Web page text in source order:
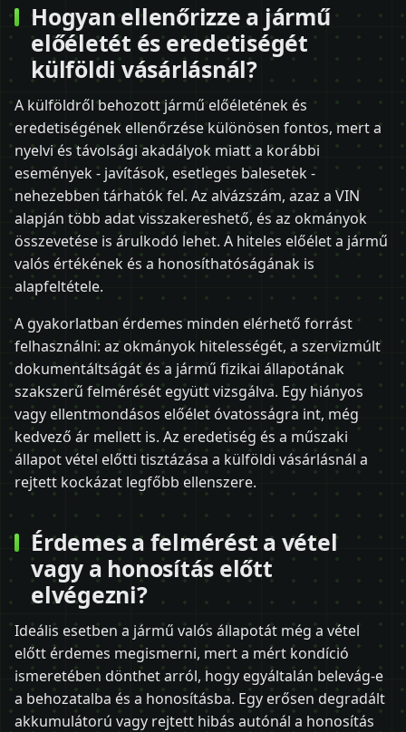
Hogyan ellenőrizze a jármű
előéletét és eredetiségét
külföldi vásárlásnál?
A külföldről behozott jármű előéletének és
eredetiségének ellenőrzése különösen fontos, mert a
nyelvi és távolsági akadályok miatt a korábbi
események - javítások, esetleges balesetek -
nehezebben tárhatók fel. Az alvázszám, azaz a VIN
alapján több adat visszakereshető, és az okmányok
összevetése is árulkodó lehet. A hiteles előélet a jármű
valós értékének és a honosíthatóságának is
alapfeltétele.
A gyakorlatban érdemes minden elérhető forrást
felhasználni: az okmányok hitelességét, a szervizmúlt
dokumentáltságát és a jármű fizikai állapotának
szakszerű felmérését együtt vizsgálva. Egy hiányos
vagy ellentmondásos előélet óvatosságra int, még
kedvező ár mellett is. Az eredetiség és a műszaki
állapot vétel előtti tisztázása a külföldi vásárlásnál a
rejtett kockázat legfőbb ellenszere.
Érdemes a felmérést a vétel
vagy a honosítás előtt
elvégezni?
Ideális esetben a jármű valós állapotát még a vétel
előtt érdemes megismerni, mert a mért kondíció
ismeretében dönthet arról, hogy egyáltalán belevág-e
a behozatalba és a honosításba. Egy erősen degradált
akkumulátorú vagy rejtett hibás autónál a honosítás